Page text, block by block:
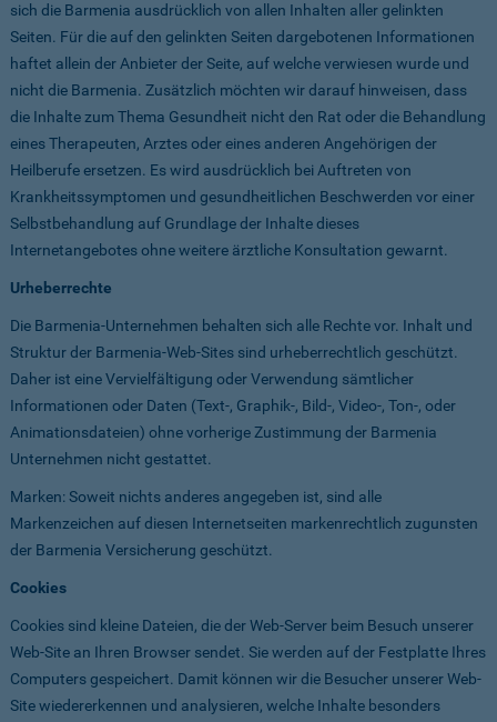
sich die Barmenia ausdrücklich von allen Inhalten aller gelinkten
Seiten. Für die auf den gelinkten Seiten dargebotenen Informationen
haftet allein der Anbieter der Seite, auf welche verwiesen wurde und
nicht die Barmenia. Zusätzlich möchten wir darauf hinweisen, dass
die Inhalte zum Thema Gesundheit nicht den Rat oder die Behandlung
eines Therapeuten, Arztes oder eines anderen Angehörigen der
Heilberufe ersetzen. Es wird ausdrücklich bei Auftreten von
Krankheitssymptomen und gesundheitlichen Beschwerden vor einer
Selbstbehandlung auf Grundlage der Inhalte dieses
Internetangebotes ohne weitere ärztliche Konsultation gewarnt.
Urheberrechte
Die Barmenia-Unternehmen behalten sich alle Rechte vor. Inhalt und
Struktur der Barmenia-Web-Sites sind urheberrechtlich geschützt.
Daher ist eine Vervielfältigung oder Verwendung sämtlicher
Informationen oder Daten (Text-, Graphik-, Bild-, Video-, Ton-, oder
Animationsdateien) ohne vorherige Zustimmung der Barmenia
Unternehmen nicht gestattet.
Marken: Soweit nichts anderes angegeben ist, sind alle
Markenzeichen auf diesen Internetseiten markenrechtlich zugunsten
der Barmenia Versicherung geschützt.
Cookies
Cookies sind kleine Dateien, die der Web-Server beim Besuch unserer
Web-Site an Ihren Browser sendet. Sie werden auf der Festplatte Ihres
Computers gespeichert. Damit können wir die Besucher unserer Web-
Site wiedererkennen und analysieren, welche Inhalte besonders